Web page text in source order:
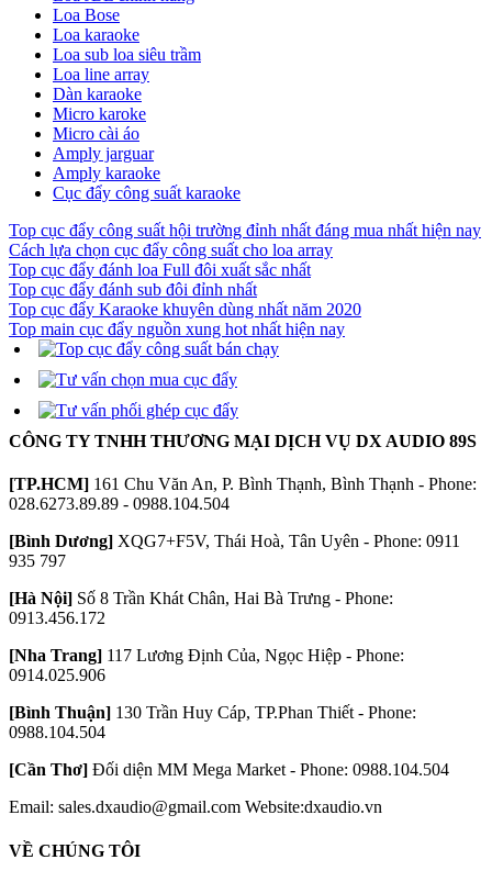
Loa Bose
Loa karaoke
Loa sub loa siêu trầm
Loa line array
Dàn karaoke
Micro karoke
Micro cài áo
Amply jarguar
Amply karaoke
Cục đẩy công suất karaoke
Top cục đẩy công suất hội trường đỉnh nhất đáng mua nhất hiện nay
Cách lựa chọn cục đẩy công suất cho loa array
Top cục đẩy đánh loa Full đôi xuất sắc nhất
Top cục đẩy đánh sub đôi đỉnh nhất
Top cục đẩy Karaoke khuyên dùng nhất năm 2020
Top main cục đẩy nguồn xung hot nhất hiện nay
CÔNG TY TNHH THƯƠNG MẠI DỊCH VỤ DX AUDIO 89S
[TP.HCM] 161 Chu Văn An, P. Bình Thạnh, Bình Thạnh - Phone:
028.6273.89.89 - 0988.104.504
[Bình Dương] XQG7+F5V, Thái Hoà, Tân Uyên - Phone: 0911
935 797
[Hà Nội] Số 8 Trần Khát Chân, Hai Bà Trưng - Phone:
0913.456.172
[Nha Trang] 117 Lương Định Của, Ngọc Hiệp - Phone:
0914.025.906
[Bình Thuận] 130 Trần Huy Cáp, TP.Phan Thiết - Phone:
0988.104.504
[Cần Thơ] Đối diện MM Mega Market - Phone: 0988.104.504
Email: sales.dxaudio@gmail.com Website:dxaudio.vn
VỀ CHÚNG TÔI